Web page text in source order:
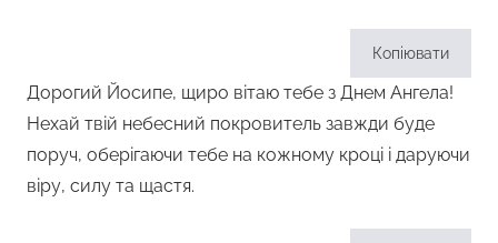
Копіювати
Дорогий Йосипе, щиро вітаю тебе з Днем Ангела!
Нехай твій небесний покровитель завжди буде
поруч, оберігаючи тебе на кожному кроці і даруючи
віру, силу та щастя.